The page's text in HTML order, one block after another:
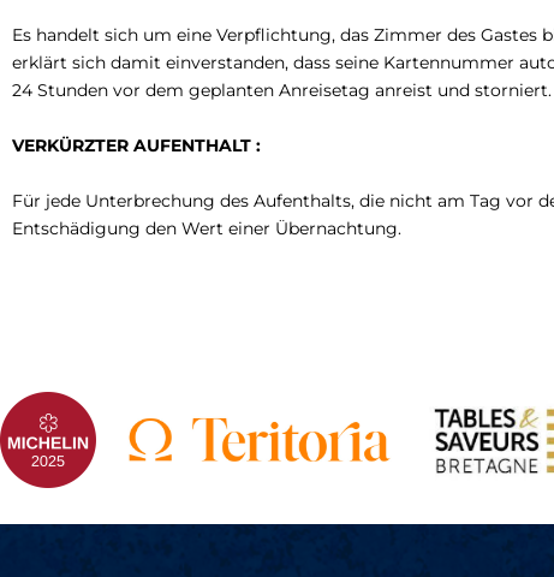
Es handelt sich um eine Verpflichtung, das Zimmer des
erklärt sich damit einverstanden, dass seine Kartennummer
24 Stunden vor dem geplanten Anreisetag anreist und storniert.
VERKÜRZTER AUFENTHALT :
Für jede Unterbrechung des Aufenthalts, die nicht am Tag vor
Entschädigung den Wert einer Übernachtung.